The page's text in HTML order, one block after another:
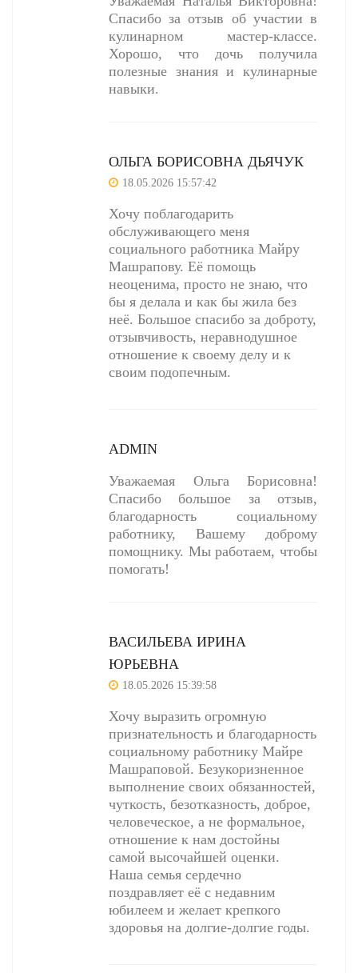
Спасибо за отзыв об участии в
кулинарном мастер-классе.
Хорошо, что дочь получила
полезные знания и кулинарные
навыки.
ОЛЬГА БОРИСОВНА ДЬЯЧУК
18.05.2026 15:57:42
Хочу поблагодарить
обслуживающего меня
социального работника Майру
Машрапову. Её помощь
неоценима, просто не знаю, что
бы я делала и как бы жила без
неё. Большое спасибо за доброту,
отзывчивость, неравнодушное
отношение к своему делу и к
своим подопечным.
ADMIN
Уважаемая Ольга Борисовна!
Спасибо большое за отзыв,
благодарность социальному
работнику, Вашему доброму
помощнику. Мы работаем, чтобы
помогать!
ВАСИЛЬЕВА ИРИНА
ЮРЬЕВНА
18.05.2026 15:39:58
Хочу выразить огромную
признательность и благодарность
социальному работнику Майре
Машраповой. Безукоризненное
выполнение своих обязанностей,
чуткость, безотказность, доброе,
человеческое, а не формальное,
отношение к нам достойны
самой высочайшей оценки.
Наша семья сердечно
поздравляет её с недавним
юбилеем и желает крепкого
здоровья на долгие-долгие годы.